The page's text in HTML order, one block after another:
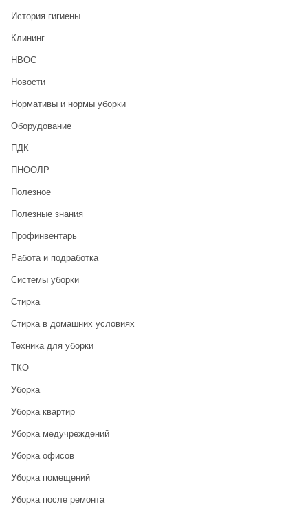
История гигиены
Клининг
НВОС
Новости
Нормативы и нормы уборки
Оборудование
ПДК
ПНООЛР
Полезное
Полезные знания
Профинвентарь
Работа и подработка
Системы уборки
Стирка
Стирка в домашних условиях
Техника для уборки
ТКО
Уборка
Уборка квартир
Уборка медучреждений
Уборка офисов
Уборка помещений
Уборка после ремонта